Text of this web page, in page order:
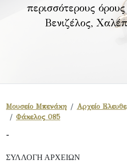
περισσότερους
Βενιζέλος,
Μουσείο Μπενάκη
Αρχείο
Φάκελος 085
-
ΣΥΛΛΟΓΉ ΑΡΧΕΊΩΝ